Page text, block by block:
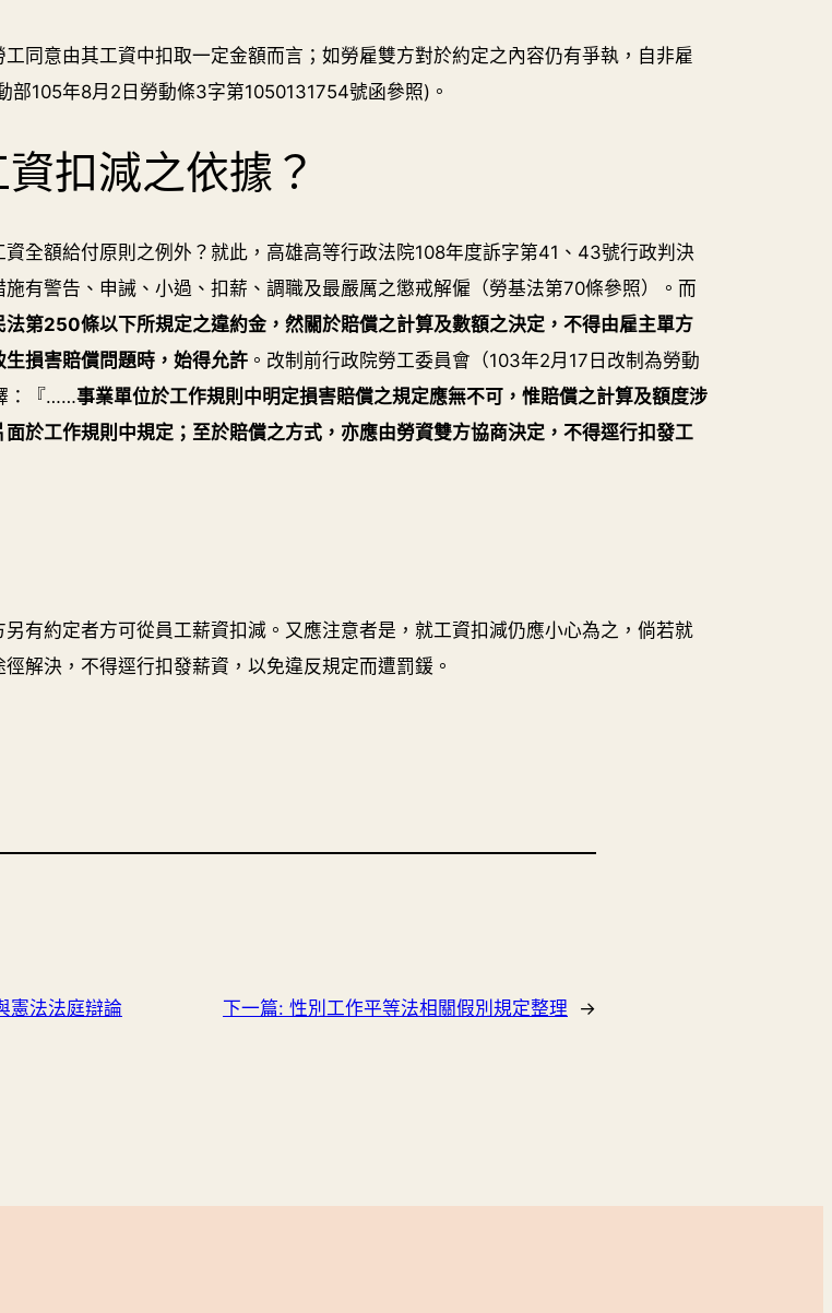
同意由其工資中扣取一定金額而言；如勞雇雙方對於約定之內容仍有爭執，自非雇
105年8月2日勞動條3字第1050131754號函參照)。
扣減之依據？
全額給付原則之例外？就此，高雄高等行政法院108年度訴字第41、43號行政判決
有警告、申誡、小過、扣薪、調職及最嚴厲之懲戒解僱（勞基法第70條參照）。而
第250條以下所規定之違約金，然關於賠償之計算及數額之決定，不得由雇主單方
損害賠償問題時，始得允許 。改制前行政院勞工委員會（103年2月17日改制為勞動
：『……事業單位於工作規則中明定損害賠償之規定應無不可，惟賠償之計算及額度涉
於工作規則中規定；至於賠償之方式，亦應由勞資雙方協商決定，不得逕行扣發工
有約定者方可從員工薪資扣減。又應注意者是，就工資扣減仍應小心為之，倘若就
解決，不得逕行扣發薪資，以免違反規定而遭罰鍰。
憲法法庭辯論 下一篇: 性別工作平等法相關假別規定整理 →